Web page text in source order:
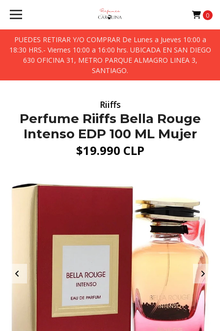
PUEDES RETIRAR Y/O COMPRAR De Lunes a Jueves 10:00 a
18:30 HRS.- Viernes 10:00 a 16:00 hrs. UBICADA EN SAN DIEGO
630 OFICINA 31, METRO PARQUE ALMAGRO LINEA 3,
SANTIAGO.
0
Riiffs
Perfume Riiffs Bella Rouge
Intenso EDP 100 ML Mujer
$19.990 CLP